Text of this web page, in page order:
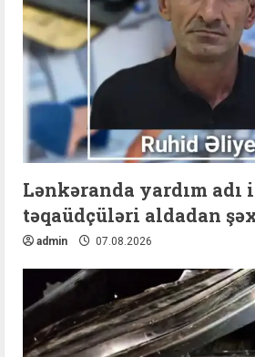
Lənkəranda yardım adı
təqaüdçüləri aldadan
admin 07.08.2026